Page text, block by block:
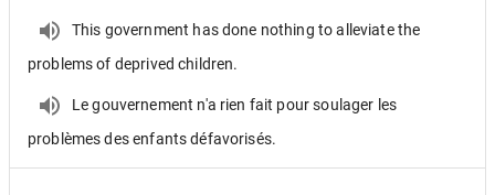
This government has done nothing to alleviate the
problems of deprived children.
Le gouvernement n'a rien fait pour soulager les
problèmes des enfants défavorisés.